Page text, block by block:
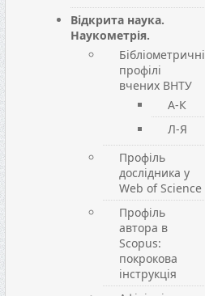
Відкрита наука.
Наукометрія.
Бібліометричні
профілі
вчених ВНТУ
А-К
Л-Я
Профіль
дослідника у
Web of Science
Профіль
автора в
Scopus:
покрокова
інструкція